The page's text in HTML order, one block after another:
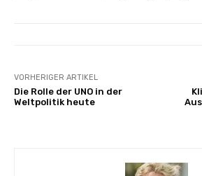
VORHERIGER ARTIKEL
Die Rolle der UNO in der
Weltpolitik heute